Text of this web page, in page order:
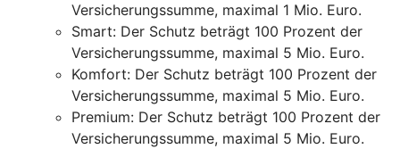
Versicherungssumme, maximal 1 Mio. Euro.
Smart: Der Schutz beträgt 100 Prozent der
Versicherungssumme, maximal 5 Mio. Euro.
Komfort: Der Schutz beträgt 100 Prozent der
Versicherungssumme, maximal 5 Mio. Euro.
Premium: Der Schutz beträgt 100 Prozent der
Versicherungssumme, maximal 5 Mio. Euro.